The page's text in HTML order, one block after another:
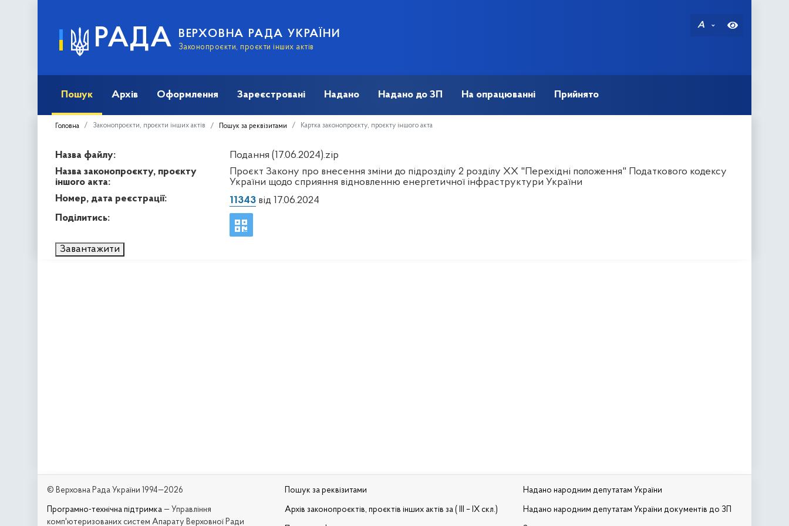
РАДА ВЕРХОВНА РАДА УКРАЇНИ
Законопроєкти, проєкти інших актів
A
Пошук Архів Оформлення Зареєстровані Надано Надано до ЗП На опрацюванні Прийнято
Головна Законопроєкти, проєкти інших актів Пошук за реквізитами Картка законопроєкту, проєкту іншого акта
Назва файлу:
Подання (17.06.2024).zip
Назва законопроєкту, проєкту
іншого акта:
Проєкт Закону про внесення зміни до підрозділу 2 розділу XX "Перехідні положення" Податкового кодексу
України щодо сприяння відновленню енергетичної інфраструктури України
Номер, дата реєстрації:
11343від 17.06.2024
Поділитись:
Завантажити
© Верховна Рада України 1994—2026
Програмно-технічна підтримка — Управління
комп'ютеризованих систем Апарату Верховної Ради
Пошук за реквізитами
Архів законопроєктів, проєктів інших актів за ( III – IX скл.)
Надано народним депутатам України
Надано народним депутатам України документів до ЗП